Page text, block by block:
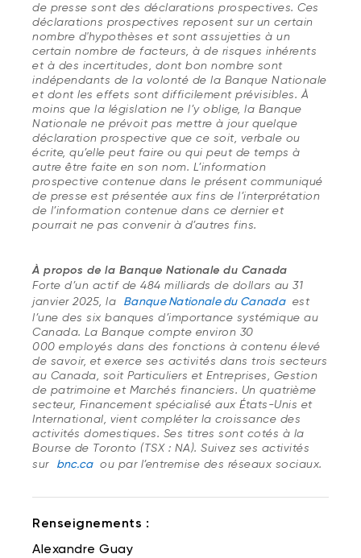
de presse sont des déclarations prospectives. Ces
déclarations prospectives reposent sur un certain
nombre d'hypothèses et sont assujetties à un
certain nombre de facteurs, à de risques inhérents
et à des incertitudes, dont bon nombre sont
indépendants de la volonté de la Banque Nationale
et dont les effets sont difficilement prévisibles. À
moins que la législation ne l’y oblige, la Banque
Nationale ne prévoit pas mettre à jour quelque
déclaration prospective que ce soit, verbale ou
écrite, qu’elle peut faire ou qui peut de temps à
autre être faite en son nom. L’information
prospective contenue dans le présent communiqué
de presse est présentée aux fins de l’interprétation
de l’information contenue dans ce dernier et
pourrait ne pas convenir à d’autres fins.
À propos de la Banque Nationale du Canada
Forte d’un actif de 484 milliards de dollars au 31
janvier 2025, la
Banque Nationale du Canada est
l’une des six banques d’importance systémique au
Canada. La Banque compte environ 30
000 employés dans des fonctions à contenu élevé
de savoir, et exerce ses activités dans trois secteurs
au Canada, soit Particuliers et Entreprises, Gestion
de patrimoine et Marchés financiers. Un quatrième
secteur, Financement spécialisé aux États-Unis et
International, vient compléter la croissance des
activités domestiques. Ses titres sont cotés à la
Bourse de Toronto (TSX : NA). Suivez ses activités
sur
bnc.ca ou par l’entremise des réseaux sociaux.
Renseignements :
Alexandre Guay